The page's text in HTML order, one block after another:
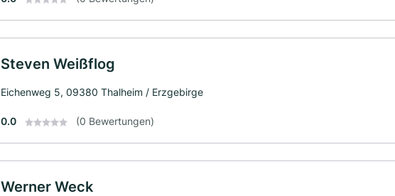
Steven Weißflog
Eichenweg 5, 09380 Thalheim / Erzgebirge
0.0 (0 Bewertungen)
Werner Weck